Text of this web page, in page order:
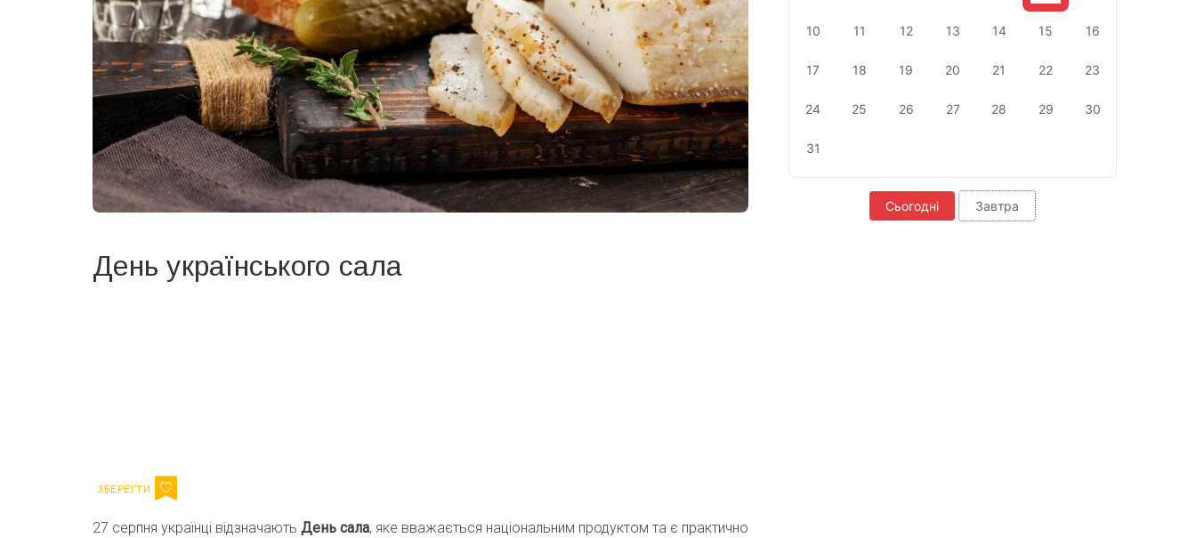
День українського сала
27 серпня українці відзначають День сала, яке вважається національним продуктом та є практично
10 11 12 13 14 15 16
17 18 19 20 21 22 23
24 25 26 27 28 29 30
31
Сьогодні Завтра